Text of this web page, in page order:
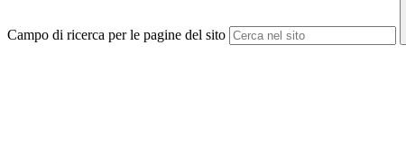
Campo di ricerca per le pagine del sito